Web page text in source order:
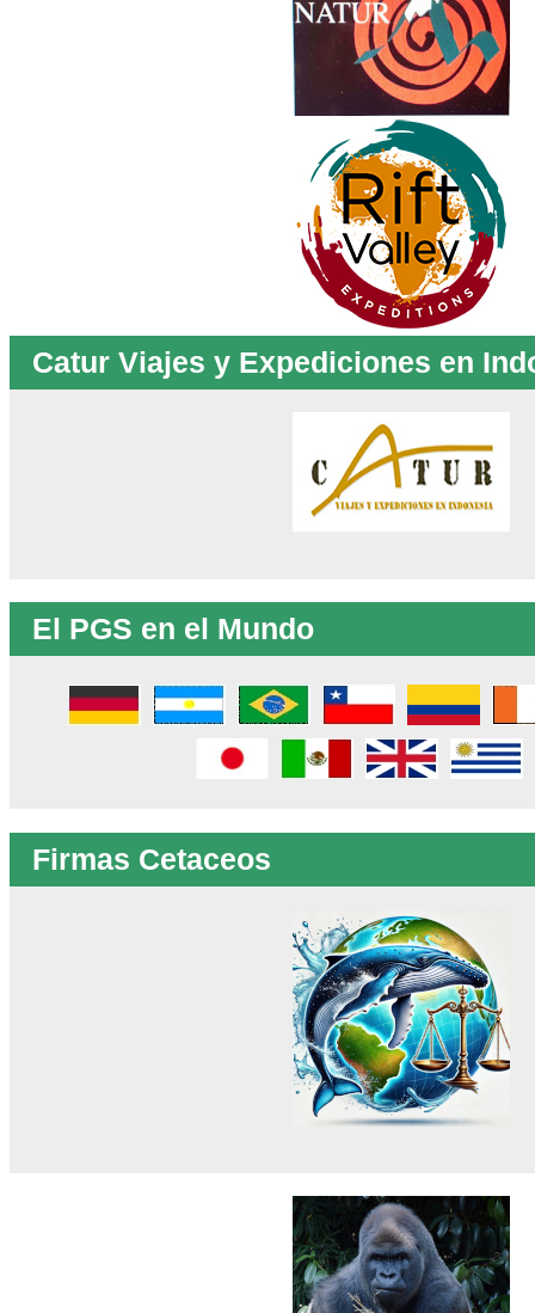
Catur Viajes y Expediciones en
El PGS en el Mundo
Firmas Cetaceos